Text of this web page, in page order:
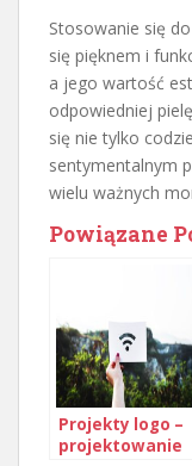
Stosowanie się
się pięknem i
a jego wartość
odpowiedniej
się nie tylko
sentymentalnym
wielu ważnych
Powiązane
Projekty logo –
projektowanie